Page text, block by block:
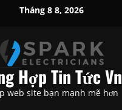
Tháng 8 8, 2026
Hợp Tin Tức Vn
web site bạn mạnh mẽ hơn